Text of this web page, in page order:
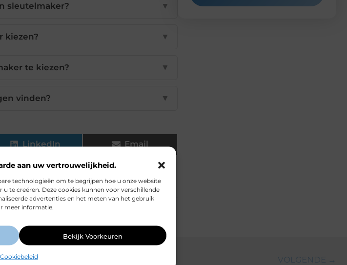
aan uw vertrouwelijkheid.
technologieën om te begrijpen hoe u onze website
te creëren. Deze cookies kunnen voor verschillende
advertenties en het meten van het gebruik
meer informatie.
Bekijk Voorkeuren
Cookiebeleid
sleutelmaker? ▼
kiezen? ▼
te kiezen? ▼
vinden? ▼
LinkedIn Email
den haag
VOLGENDE →